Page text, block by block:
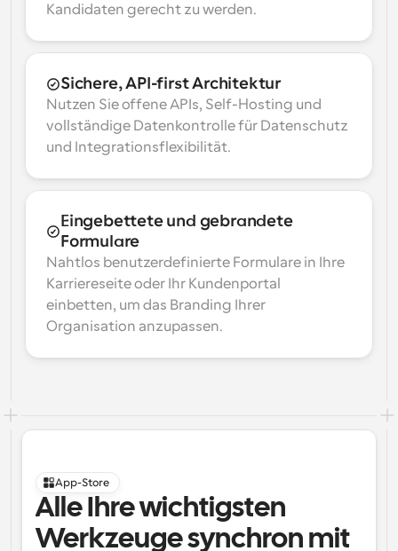
Kandidaten gerecht zu werden.
Sichere, API-first Architektur
Nutzen Sie offene APIs, Self-Hosting und
vollständige Datenkontrolle für Datenschutz
und Integrationsflexibilität.
Eingebettete und gebrandete
Formulare
Nahtlos benutzerdefinierte Formulare in Ihre
Karriereseite oder Ihr Kundenportal
einbetten, um das Branding Ihrer
Organisation anzupassen.
App-Store
Alle Ihre wichtigsten
Werkzeuge synchron mit